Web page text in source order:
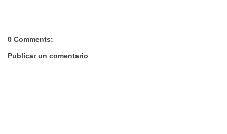
0 Comments:
Publicar un comentario